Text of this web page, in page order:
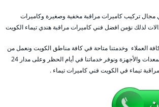
تركيب كاميرات مراقبة مخفية وصغيرة وكاميرات
لذلك نؤمن افضل فني كاميرات مراقبة هندي تيماء الكويت
العملاء وخدمتنا متاحة في كافة مناطق الكويت ونعمل من
خلال فريق مجهز بأحدث المعدات والأجهزة ونوفر خدماتنا في أيام الحظر وعلى مدار 24
تيماء في الكويت فني كاميرات تيماء .